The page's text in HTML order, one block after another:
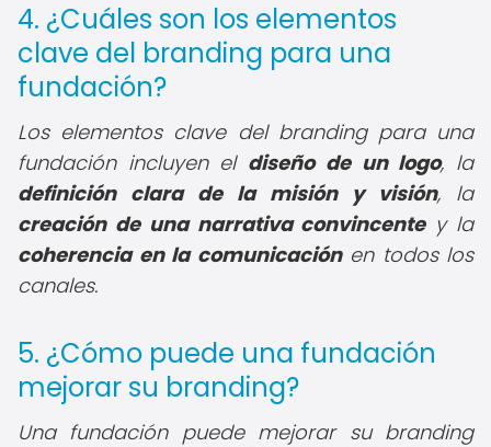
4. ¿Cuáles son los elementos
clave del branding para una
fundación?
Los elementos clave del branding para una
fundación incluyen el diseño de un logo, la
definición clara de la misión y visión, la
creación de una narrativa convincentey la
coherencia en la comunicaciónen todos los
canales.
5. ¿Cómo puede una fundación
mejorar su branding?
Una fundación puede mejorar su branding